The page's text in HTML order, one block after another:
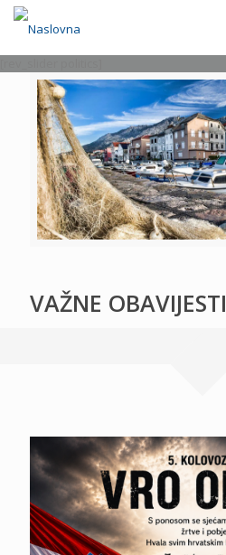
VAŽNE OBAVIJESTI